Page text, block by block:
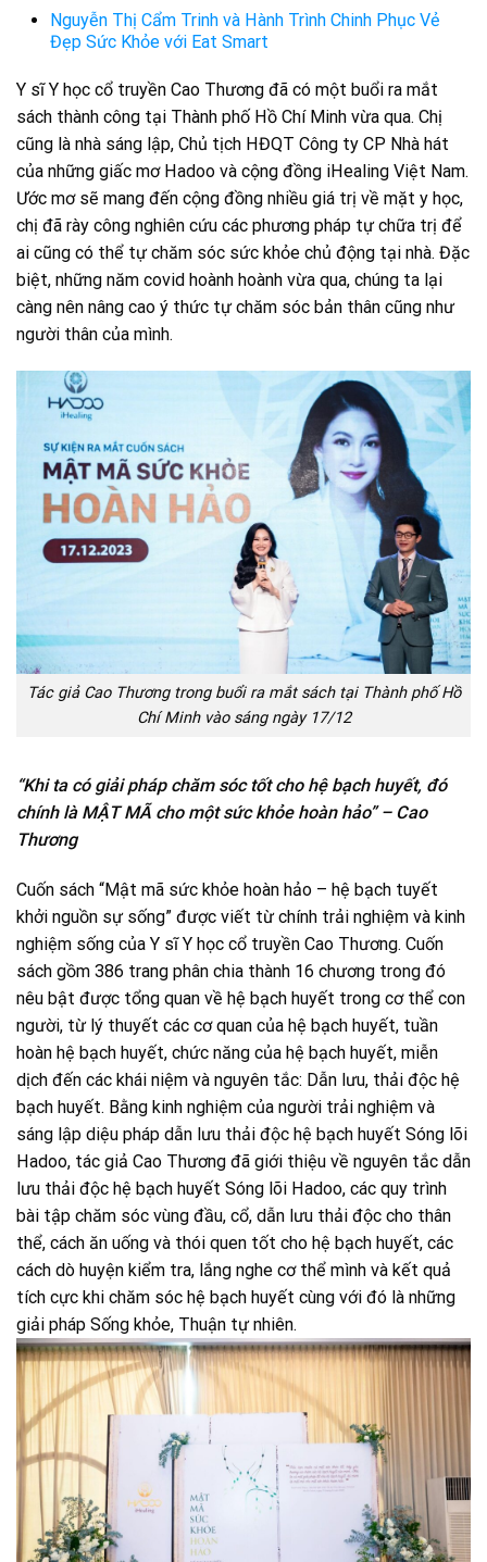
Nguyễn Thị Cẩm Trinh và Hành Trình Chinh Phục Vẻ
Đẹp Sức Khỏe với Eat Smart
Y sĩ Y học cổ truyền Cao Thương đã có một buổi ra mắt
sách thành công tại Thành phố Hồ Chí Minh vừa qua. Chị
cũng là nhà sáng lập, Chủ tịch HĐQT Công ty CP Nhà hát
của những giấc mơ Hadoo và cộng đồng iHealing Việt Nam.
Ước mơ sẽ mang đến cộng đồng nhiều giá trị về mặt y học,
chị đã rày công nghiên cứu các phương pháp tự chữa trị để
ai cũng có thể tự chăm sóc sức khỏe chủ động tại nhà. Đặc
biệt, những năm covid hoành hoành vừa qua, chúng ta lại
càng nên nâng cao ý thức tự chăm sóc bản thân cũng như
người thân của mình.
Tác giả Cao Thương trong buổi ra mắt sách tại Thành phố Hồ
Chí Minh vào sáng ngày 17/12
“Khi ta có giải pháp chăm sóc tốt cho hệ bạch huyết, đó
chính là MẬT MÃ cho một sức khỏe hoàn hảo” – Cao
Thương
Cuốn sách “Mật mã sức khỏe hoàn hảo – hệ bạch tuyết
khởi nguồn sự sống” được viết từ chính trải nghiệm và kinh
nghiệm sống của Y sĩ Y học cổ truyền Cao Thương. Cuốn
sách gồm 386 trang phân chia thành 16 chương trong đó
nêu bật được tổng quan về hệ bạch huyết trong cơ thể con
người, từ lý thuyết các cơ quan của hệ bạch huyết, tuần
hoàn hệ bạch huyết, chức năng của hệ bạch huyết, miễn
dịch đến các khái niệm và nguyên tắc: Dẫn lưu, thải độc hệ
bạch huyết. Bằng kinh nghiệm của người trải nghiệm và
sáng lập diệu pháp dẫn lưu thải độc hệ bạch huyết Sóng lõi
Hadoo, tác giả Cao Thương đã giới thiệu về nguyên tắc dẫn
lưu thải độc hệ bạch huyết Sóng lõi Hadoo, các quy trình
bài tập chăm sóc vùng đầu, cổ, dẫn lưu thải độc cho thân
thể, cách ăn uống và thói quen tốt cho hệ bạch huyết, các
cách dò huyện kiểm tra, lắng nghe cơ thể mình và kết quả
tích cực khi chăm sóc hệ bạch huyết cùng với đó là những
giải pháp Sống khỏe, Thuận tự nhiên.